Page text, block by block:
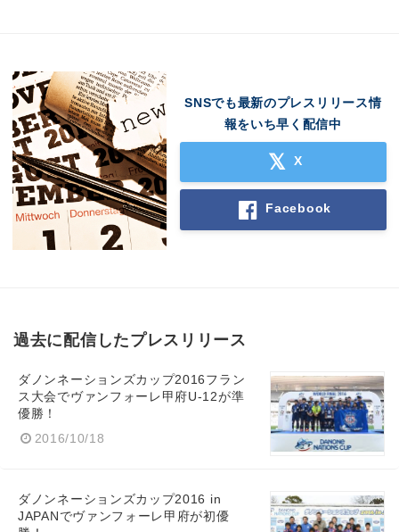
SNSでも最新のプレスリリース情
報をいち早く配信中
X
Facebook
過去に配信したプレスリリース
ダノンネーションズカップ2016フラン
ス大会でヴァンフォーレ甲府U-12が準
優勝！
2016/10/18
ダノンネーションズカップ2016 in
JAPANでヴァンフォーレ甲府が初優